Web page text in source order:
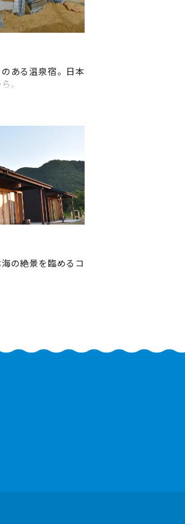
ある温泉宿。日本
。
の絶景を臨めるコ